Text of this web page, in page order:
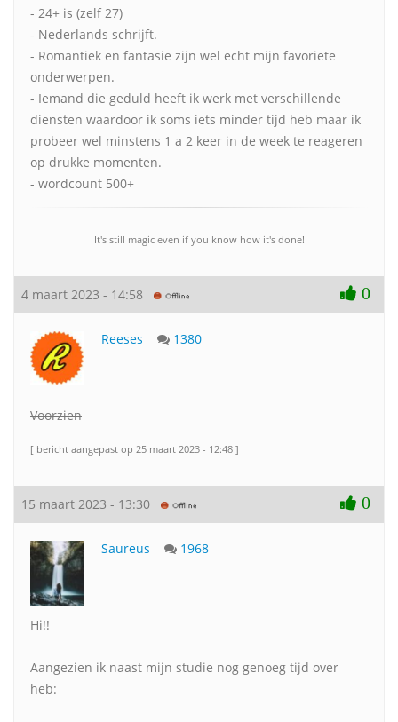
- 24+ is (zelf 27)
- Nederlands schrijft.
- Romantiek en fantasie zijn wel echt mijn favoriete
onderwerpen.
- Iemand die geduld heeft ik werk met verschillende
diensten waardoor ik soms iets minder tijd heb maar ik
probeer wel minstens 1 a 2 keer in de week te reageren
op drukke momenten.
- wordcount 500+
It's still magic even if you know how it's done!
4 maart 2023 - 14:58 0
Reeses 1380
Voorzien
[ bericht aangepast op 25 maart 2023 - 12:48 ]
15 maart 2023 - 13:30 0
Saureus 1968
Hi!!
Aangezien ik naast mijn studie nog genoeg tijd over
heb: